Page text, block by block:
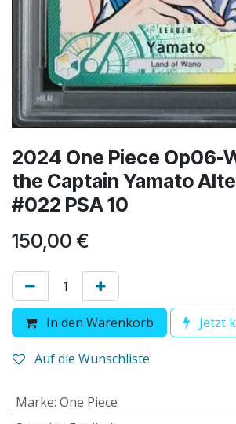
2024 One Piece Op06-
the Captain Yamato
#022 PSA 10
150,00 €
In den Warenkorb Jetzt
Auf die Wunschliste
Marke: One Piece